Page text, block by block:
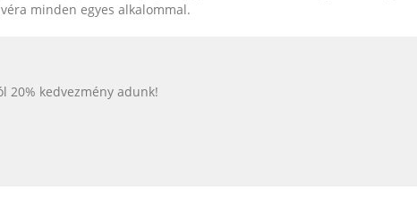
minden egyes alkalommal.
20% kedvezmény adunk!